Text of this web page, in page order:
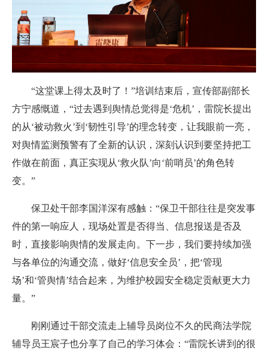
“这堂课上得太及时了！”培训结束后，宣传部副部长
方宁感慨道，“过去遇到舆情总觉得是‘危机’，雷院长提出
的从‘被动救火’到‘韧性引导’的理念转变，让我眼前一亮，
对舆情监测预警有了全新的认识，深刻认识到要坚持把工
作做在前面，真正实现从‘救火队’向‘前哨员’的角色转
变。”
保卫处干部李国洋深有感触：“保卫干部往往是突发事
件的第一响应人，现场处置是否得当、信息报送是否及
时，直接影响舆情的发展走向。下一步，我们要持续加强
与各单位的沟通交流，做好‘信息安全员’，把‘管现
场’和‘管舆情’结合起来，为维护校园安全稳定贡献更大力
量。”
刚刚通过干部交流走上辅导员岗位不久的民商法学院
辅导员王宸子也分享了自己的学习体会：“雷院长讲到的很